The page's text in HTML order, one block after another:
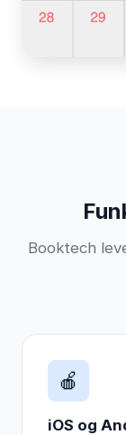
Booktech
🍎
iOS og